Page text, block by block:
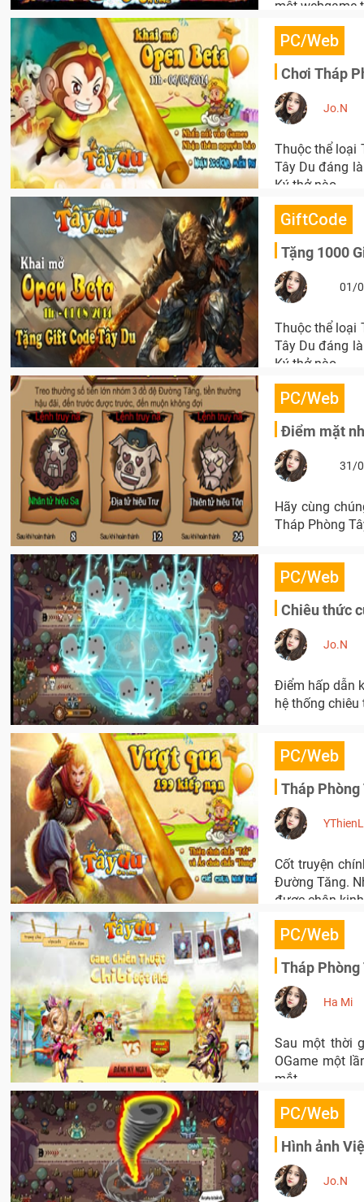
một webgame
PC/Web
Chơi Tháp
Jo.N
Thuộc thể loại
Tây Du đáng
Ký thở nào.
GiftCode
Tặng 1000
01/
Thuộc thể loại
Tây Du đáng
Ký thở nào.
PC/Web
Điểm mặt
31/
Hãy cùng
Tháp Phòng
PC/Web
Chiêu thức
Jo.N
Điểm hấp dẫn
hệ thống
PC/Web
Tháp
Cốt truyện
Đường Tăng.
được chân
PC/Web
Tháp
Ha Mi
Sau một thời
OGame một
mắt.
PC/Web
Hình ảnh
Jo.N